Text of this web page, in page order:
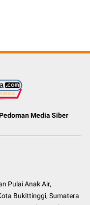
Media Siber
Pulai Anak Air,
Bukittinggi, Sumatera